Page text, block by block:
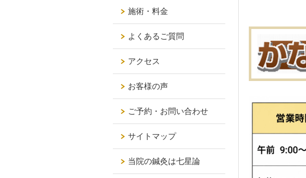
施術・料金
よくあるご質問
アクセス
お客様の声
ご予約・お問い合わせ
サイトマップ
当院の鍼灸は七星論